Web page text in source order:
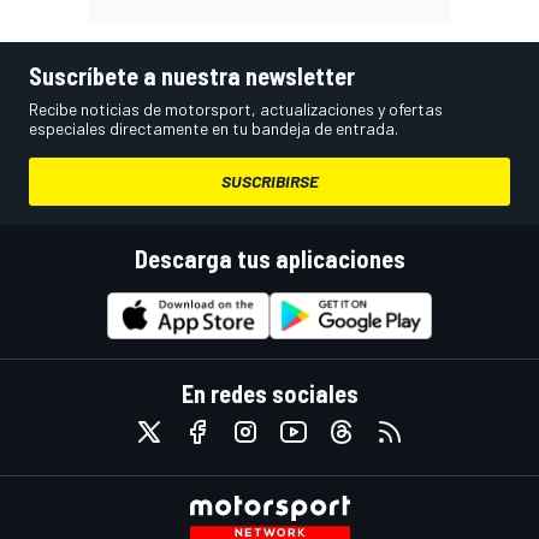
Suscríbete a nuestra newsletter
Recibe noticias de motorsport, actualizaciones y ofertas
especiales directamente en tu bandeja de entrada.
SUSCRIBIRSE
Descarga tus aplicaciones
En redes sociales